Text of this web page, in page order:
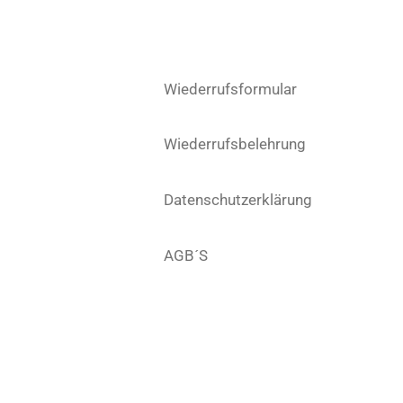
Wiederrufsformular
Wiederrufsbelehrung
Datenschutzerklärung
AGB´S